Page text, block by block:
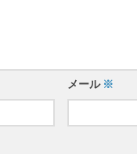
メール ※